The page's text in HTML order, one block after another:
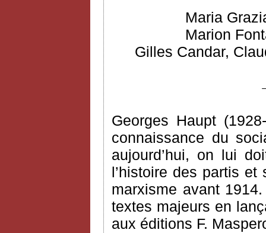
Maria
Marion
Gilles Candar,
Georges Haupt
connaissance du
aujourd’hui, on lui
l’histoire des partis
marxisme avant
textes majeurs en
aux éditions F.